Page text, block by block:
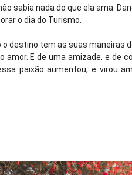
sabia nada do que ela ama:
o dia do Turismo.
destino tem as suas maneiras
E de uma amizade, e de
paixão aumentou, e virou